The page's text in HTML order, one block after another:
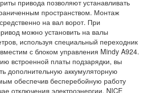
привода позволяют устанавливать
пространством. Монтаж
на вал ворот. При
можно установить на валы
используя специальный переходник
с блоком управления Mindy A924.
встроенной платы подзарядки, вы
дополнительную аккумуляторную
обеспечив бесперебойную работу
отключения электроэнергии. NICE